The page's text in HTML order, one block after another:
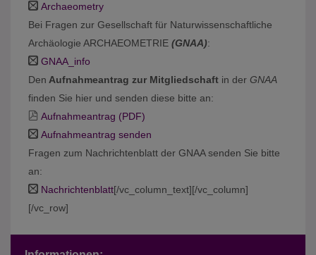
Archaeometry
Bei Fragen zur Gesellschaft für Naturwissenschaftliche
Archäologie ARCHAEOMETRIE (GNAA):
GNAA_info
Den Aufnahmeantrag zur Mitgliedschaft in der GNAA
finden Sie hier und senden diese bitte an:
Aufnahmeantrag (PDF)
Aufnahmeantrag senden
Fragen zum Nachrichtenblatt der GNAA senden Sie bitte
an:
Nachrichtenblatt[/vc_column_text][/vc_column]
[/vc_row]